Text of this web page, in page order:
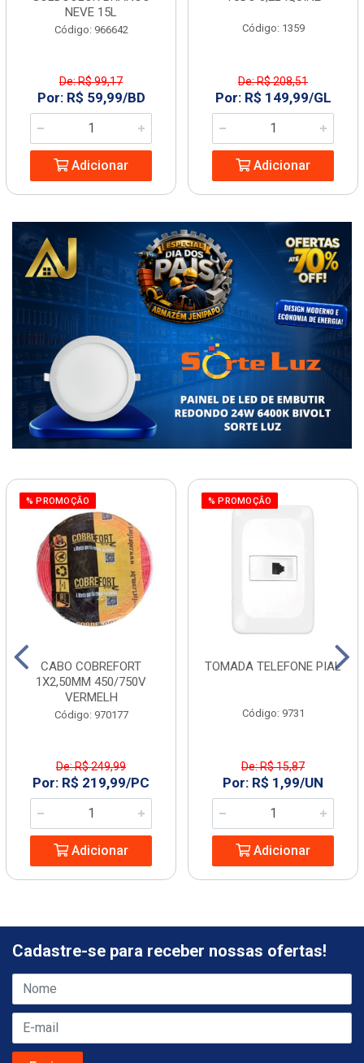
NEVE 15L
Código: 966642
De: R$ 99,17
Por: R$ 59,99/BD
Adicionar
Código: 1359
De: R$ 208,51
Por: R$ 149,99/GL
Adicionar
% PROMOÇÃO
CABO COBREFORT
1X2,50MM 450/750V
VERMELH
Código: 970177
De: R$ 249,99
Por: R$ 219,99/PC
Adicionar
% PROMOÇÃO
TOMADA TELEFONE PIAL
Código: 9731
De: R$ 15,87
Por: R$ 1,99/UN
Adicionar
Cadastre-se para receber nossas ofertas!